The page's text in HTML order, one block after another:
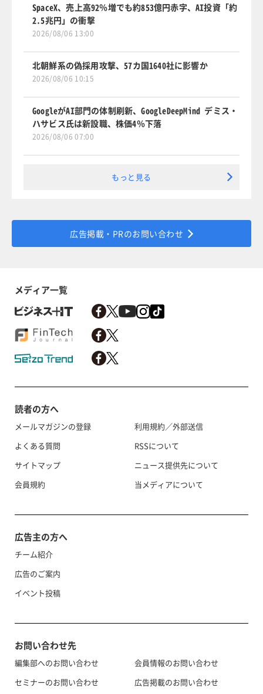
SpaceX、売上高92％増でも約853億円赤字、AI投資「約
2.5兆円」の衝撃
2026/08/06 13:00
北朝鮮系の偽採用攻撃、57カ国1640社に影響か
2026/08/06 10:15
GoogleがAI部門の体制刷新、GoogleDeepMind デミス・
ハサビス氏は新設職、株価4％下落
2026/08/06 07:00
もっと見る
広告掲載・PRのお問い合わせ
メディア一覧
読者の方へ
メールマガジンの登録
よくある質問
サイトマップ
会員規約
利用規約／外部送信
RSSについて
ニュース提供先について
当メディアについて
広告主の方へ
チーム紹介
広告のご案内
イベント投稿
お問い合わせ先
編集部へのお問い合わせ
セミナーのお問い合わせ
会員情報のお問い合わせ
広告掲載のお問い合わせ